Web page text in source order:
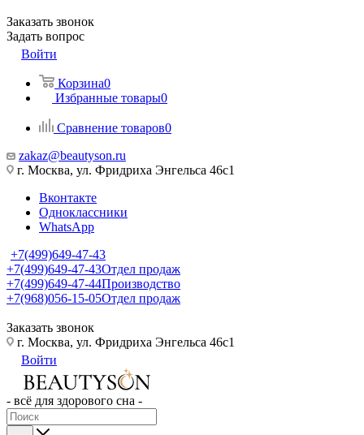
Заказать звонок
Задать вопрос
Войти
Корзина0
Избранные товары0
Сравнение товаров0
zakaz@beautyson.ru
г. Москва, ул. Фридриха Энгельса 46с1
Вконтакте
Одноклассники
WhatsApp
+7(499)649-47-43
+7(499)649-47-43Отдел продаж
+7(499)649-47-44Производство
+7(968)056-15-05Отдел продаж
Заказать звонок
г. Москва, ул. Фридриха Энгельса 46с1
Войти
- всё для здорового сна -